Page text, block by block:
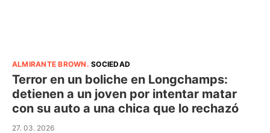
ALMIRANTE BROWN .SOCIEDAD
Terror en un boliche en Longchamps:
detienen a un joven por intentar matar
con su auto a una chica que lo rechazó
27. 03. 2026